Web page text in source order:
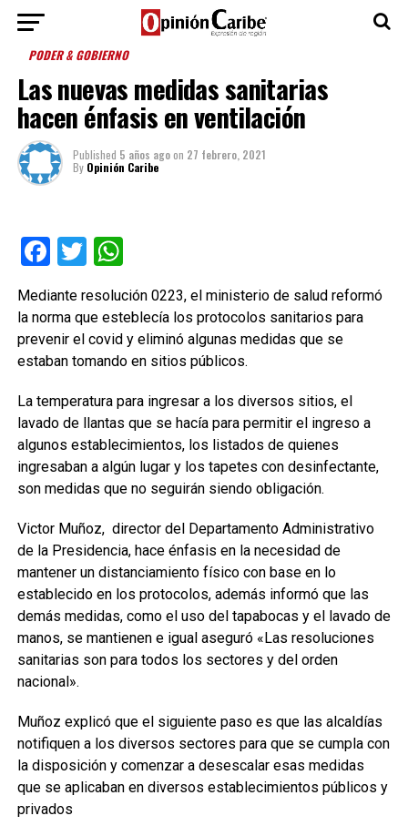
PODER & GOBIERNO
Las nuevas medidas sanitarias
hacen énfasis en ventilación
Published 5 años agoon 27 febrero, 2021
By Opinión Caribe
Facebook
TwitterWhatsApp
Mediante resolución 0223, el ministerio de salud reformó
la norma que esteblecía los protocolos sanitarios para
prevenir el covid y eliminó algunas medidas que se
estaban tomando en sitios públicos.
La temperatura para ingresar a los diversos sitios, el
lavado de llantas que se hacía para permitir el ingreso a
algunos establecimientos, los listados de quienes
ingresaban a algún lugar y los tapetes con desinfectante,
son medidas que no seguirán siendo obligación.
Victor Muñoz, director del Departamento Administrativo
de la Presidencia, hace énfasis en la necesidad de
mantener un distanciamiento físico con base en lo
establecido en los protocolos, además informó que las
demás medidas, como el uso del tapabocas y el lavado de
manos, se mantienen e igual aseguró «Las resoluciones
sanitarias son para todos los sectores y del orden
nacional».
Muñoz explicó que el siguiente paso es que las alcaldías
notifiquen a los diversos sectores para que se cumpla con
la disposición y comenzar a desescalar esas medidas
que se aplicaban en diversos establecimientos públicos y
privados